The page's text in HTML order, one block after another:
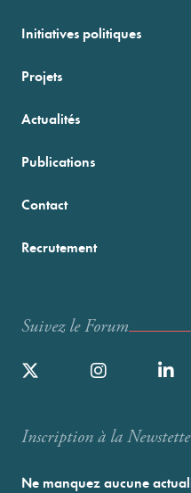
Initiatives politiques
Projets
Actualités
Publications
Contact
Recrutement
Suivez le Forum
Inscription à la
Ne manquez aucune